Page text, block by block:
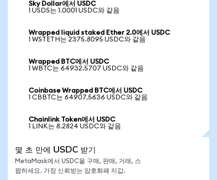
Sky Dollar에서 USDC
1 USDS는 1.0001 USDC와 같음
Wrapped liquid staked Ether 2.0에서 USDC
1 WSTETH는 2375.8095 USDC와 같음
Wrapped BTC에서 USDC
1 WBTC는 64932.5707 USDC와 같음
Coinbase Wrapped BTC에서 USDC
1 CBBTC는 64907.5636 USDC와 같음
Chainlink Token에서 USDC
1 LINK는 8.2824 USDC와 같음
몇 초 만에 USDC 받기
MetaMask에서 USDC을 구매, 판매, 거래, 스
왑하세요. 가장 신뢰받는 암호화폐 지갑.